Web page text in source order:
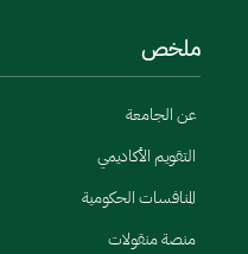
ملخص
عن الجامعة
التقويم الأكاديمي
المنافسات الحكومية
منصة منقولات